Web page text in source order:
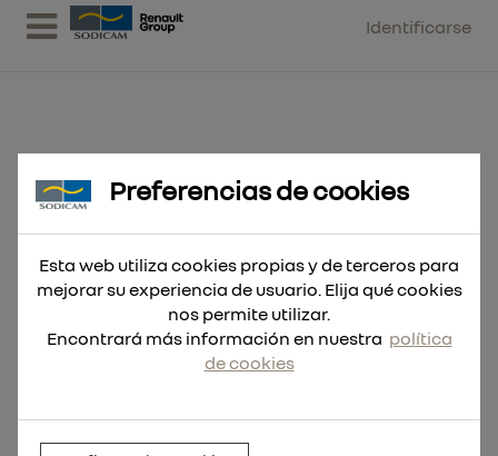
Identificarse
Disco Contractor 230 x 1'9mm
(Pedir en múltiplos d
Preferencias de cookies
Esta web utiliza cookies propias y de terceros para
mejorar su experiencia de usuario. Elija qué cookies
nos permite utilizar.
Encontrará más información en nuestra política
de cookies